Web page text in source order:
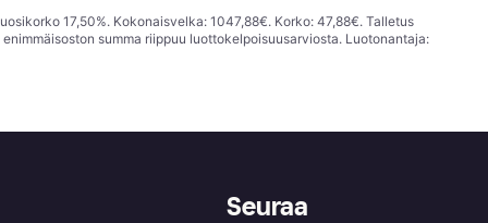
17,50%. Kokonaisvelka: 1047,88€. Korko: 47,88€. Talletus
summa riippuu luottokelpoisuusarviosta. Luotonantaja:
Seuraa